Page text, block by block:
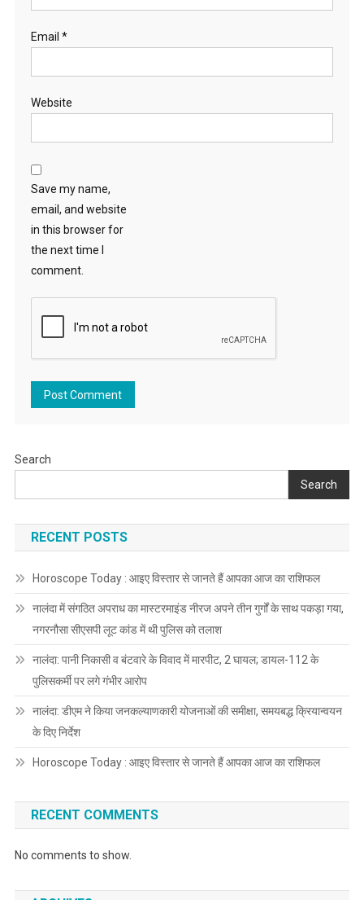
Email *
Website
Save my name,
email, and website
in this browser for
the next time I
comment.
Search
Search
RECENT POSTS
Horoscope Today : आइए विस्तार से जानते हैं आपका आज का राशिफल
नालंदा में संगठित अपराध का मास्टरमाइंड नीरज अपने तीन गुर्गों के साथ पकड़ा गया,
नगरनौसा सीएसपी लूट कांड में थी पुलिस को तलाश
नालंदा: पानी निकासी व बंटवारे के विवाद में मारपीट, 2 घायल; डायल-112 के
पुलिसकर्मी पर लगे गंभीर आरोप
नालंदा: डीएम ने किया जनकल्याणकारी योजनाओं की समीक्षा, समयबद्ध क्रियान्वयन
के दिए निर्देश
Horoscope Today : आइए विस्तार से जानते हैं आपका आज का राशिफल
RECENT COMMENTS
No comments to show.